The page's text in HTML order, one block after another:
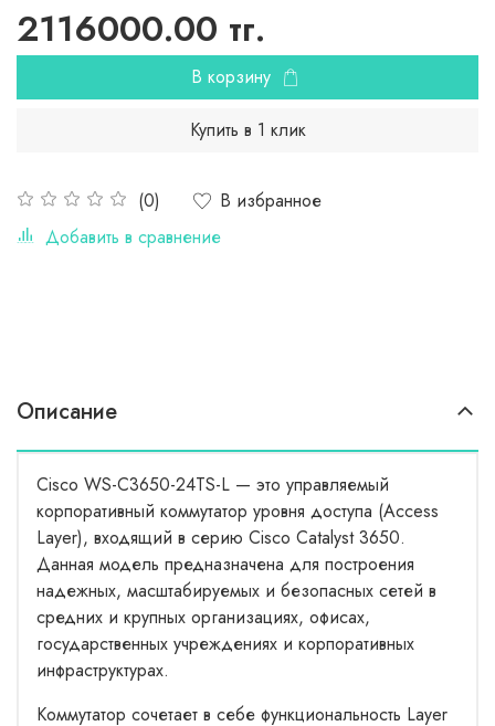
(0)
В избранное
Добавить в сравнение
2116000.00 тг.
В корзину
Купить в 1 клик
Описание
Cisco WS-C3650-24TS-L — это управляемый
корпоративный коммутатор уровня доступа (Access
Layer), входящий в серию Cisco Catalyst 3650.
Данная модель предназначена для построения
надежных, масштабируемых и безопасных сетей в
средних и крупных организациях, офисах,
государственных учреждениях и корпоративных
инфраструктурах.
Коммутатор сочетает в себе функциональность Layer